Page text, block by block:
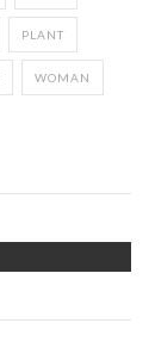
PLANT
WOMAN